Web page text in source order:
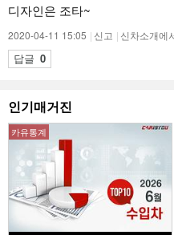
디자인은 조타~
2020-04-11 15:05 | 신고 | 신차소개에
답글 0
인기매거진
카유통계